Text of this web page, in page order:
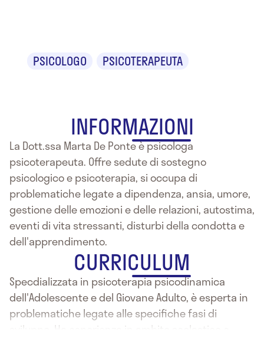
PSICOLOGO PSICOTERAPEUTA
INFORMAZIONI
La Dott.ssa Marta De Ponte è psicologa
psicoterapeuta. Offre sedute di sostegno
psicologico e psicoterapia, si occupa di
problematiche legate a dipendenza, ansia, umore,
gestione delle emozioni e delle relazioni, autostima,
eventi di vita stressanti, disturbi della condotta e
dell'apprendimento.
CURRICULUM
Specdializzata in psicoterapia psicodinamica
dell'Adolescente e del Giovane Adulto, è esperta in
problematiche legate alle specifiche fasi di
sviluppo. Ha esperienza in ambito scolastico e